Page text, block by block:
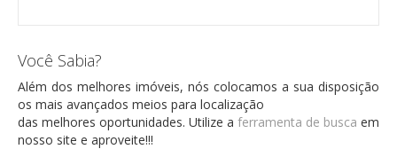
Você Sabia?
Além dos melhores imóveis, nós colocamos a sua disposição
os mais avançados meios para localização
das melhores oportunidades. Utilize a ferramenta de busca em
nosso site e aproveite!!!